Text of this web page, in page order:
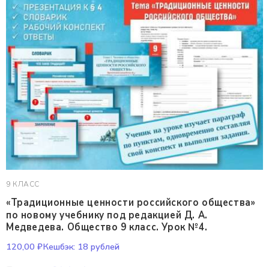
9 КЛАСС
«Традиционные ценности российского общества»
по новому учебнику под редакцией Д. А.
Медведева. Общество 9 класс. Урок №4.
120,00 ₽Кешбэк: 18 рублей